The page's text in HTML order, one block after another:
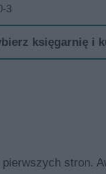
3
księgarnię i
stron.